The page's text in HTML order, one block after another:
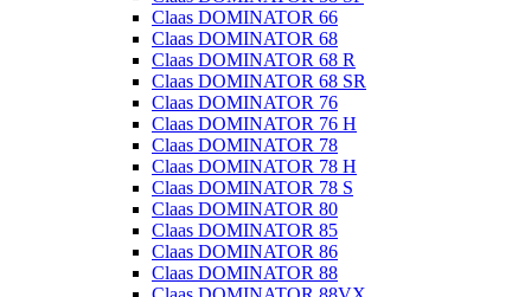
Claas DOMINATOR 66
Claas DOMINATOR 68
Claas DOMINATOR 68 R
Claas DOMINATOR 68 SR
Claas DOMINATOR 76
Claas DOMINATOR 76 H
Claas DOMINATOR 78
Claas DOMINATOR 78 H
Claas DOMINATOR 78 S
Claas DOMINATOR 80
Claas DOMINATOR 85
Claas DOMINATOR 86
Claas DOMINATOR 88